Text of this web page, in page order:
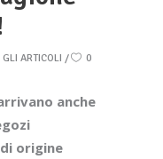
ARTICOLI 0
anche
origine